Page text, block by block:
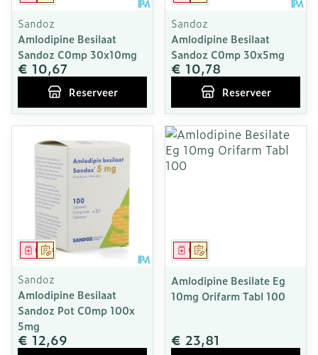
Sandoz
Amlodipine Besilaat
Sandoz C0mp 30x10mg
€ 10,67
Reserveer
Sandoz
Amlodipine Besilaat
Sandoz C0mp 30x5mg
€ 10,78
Reserveer
Op voorschrift
Geneesmiddel
Sandoz
Amlodipine Besilaat
Sandoz Pot C0mp 100x
5mg
€ 12,69
Op voorschrift
Geneesmiddel
Amlodipine Besilate Eg
10mg Orifarm Tabl 100
€ 23,81